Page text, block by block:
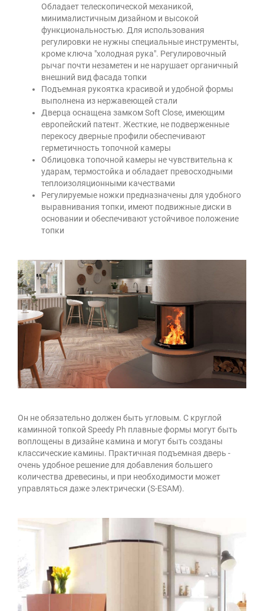
Обладает телескопической механикой,
минималистичным дизайном и высокой
функциональностью. Для использования
регулировки не нужны специальные инструменты,
кроме ключа "холодная рука". Регулировочный
рычаг почти незаметен и не нарушает органичный
внешний вид фасада топки
Подъемная рукоятка красивой и удобной формы
выполнена из нержавеющей стали
Дверца оснащена замком Soft Close, имеющим
европейский патент. Жесткие, не подверженные
перекосу дверные профили обеспечивают
герметичность топочной камеры
Облицовка топочной камеры не чувствительна к
ударам, термостойка и обладает превосходными
теплоизоляционными качествами
Регулируемые ножки предназначены для удобного
выравнивания топки, имеют подвижные диски в
основании и обеспечивают устойчивое положение
топки
Он не обязательно должен быть угловым. С круглой
каминной топкой Speedy Ph плавные формы могут быть
воплощены в дизайне камина и могут быть созданы
классические камины. Практичная подъемная дверь -
очень удобное решение для добавления большего
количества древесины, и при необходимости может
управляться даже электрически (S-ESAM).